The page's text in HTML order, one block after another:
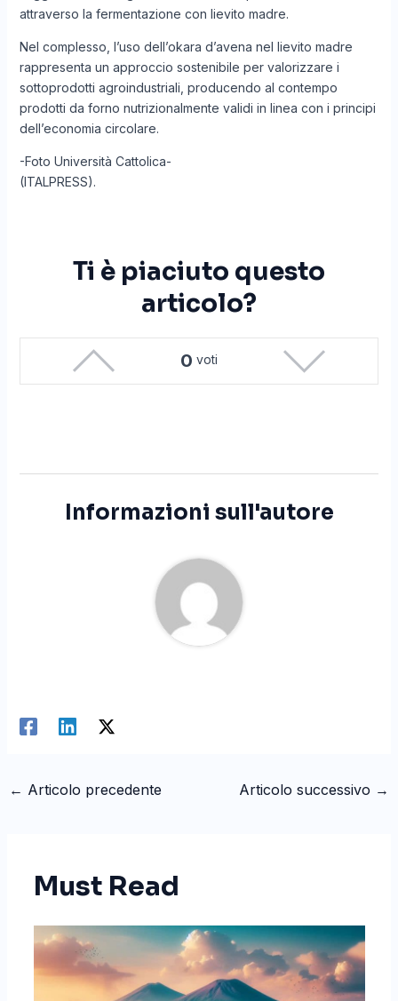
attraverso la fermentazione con lievito madre.
Nel complesso, l’uso dell’okara d’avena nel lievito madre
rappresenta un approccio sostenibile per valorizzare i
sottoprodotti agroindustriali, producendo al contempo
prodotti da forno nutrizionalmente validi in linea con i principi
dell’economia circolare.
-Foto Università Cattolica-
(ITALPRESS).
Ti è piaciuto questo
articolo?
0 voti
Informazioni sull'autore
← Articolo precedente Articolo successivo →
Must Read